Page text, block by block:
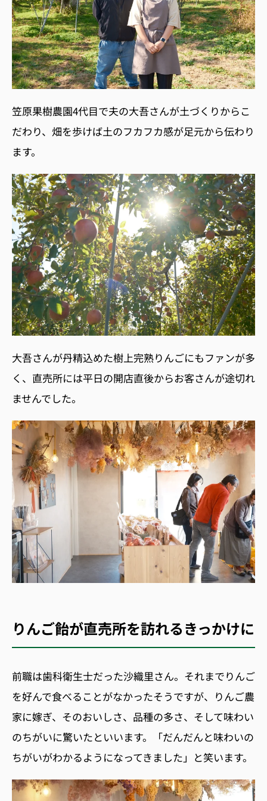
笠原果樹農園4代目で夫の大吾さんが土づくりからこ
だわり、畑を歩けば土のフカフカ感が足元から伝わり
ます。
大吾さんが丹精込めた樹上完熟りんごにもファンが多
く、直売所には平日の開店直後からお客さんが途切れ
ませんでした。
りんご飴が直売所を訪れるきっかけに
前職は歯科衛生士だった沙織里さん。それまでりんご
を好んで食べることがなかったそうですが、りんご農
家に嫁ぎ、そのおいしさ、品種の多さ、そして味わい
のちがいに驚いたといいます。「だんだんと味わいの
ちがいがわかるようになってきました」と笑います。